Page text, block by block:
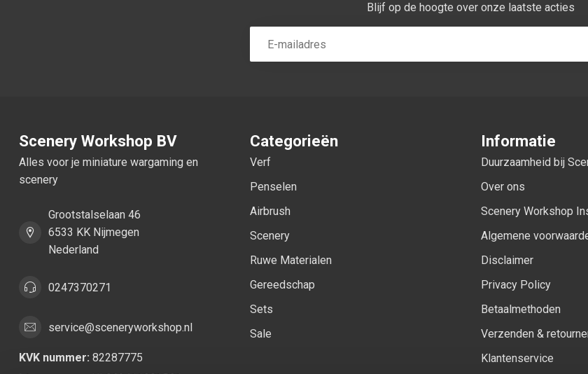
Blijf op de hoogte over onze laatste acties
Scenery Workshop BV
Alles voor je miniature wargaming en
scenery
Grootstalselaan 46
6533 KK Nijmegen
Nederland
0247370271
service@sceneryworkshop.nl
KVK nummer: 82287775
Categorieën
Verf
Penselen
Airbrush
Scenery
Ruwe Materialen
Gereedschap
Sets
Sale
Informatie
Duurzaamheid bij
Over ons
Scenery Workshop
Algemene
Disclaimer
Privacy Policy
Betaalmethoden
Verzenden &
Klantenservice